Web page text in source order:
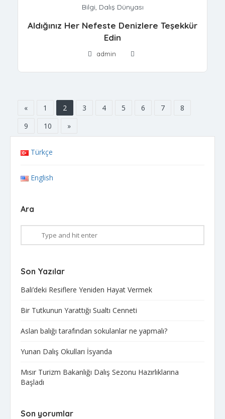
Bilgi, Dalış Dünyası
Aldığınız Her Nefeste Denizlere Teşekkür
Edin
admin
« 1 2 3 4 5 6 7
8
9
10 »
Türkçe
English
Ara
Son Yazılar
Bali’deki Resiflere Yeniden Hayat Vermek​
Bir Tutkunun Yarattığı Sualtı Cenneti
Aslan balığı tarafından sokulanlar ne yapmalı?
Yunan Dalış Okulları İsyanda
Mısır Turizm Bakanlığı Dalış Sezonu Hazırlıklarına
Başladı
Son yorumlar